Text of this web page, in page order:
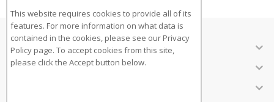
ÜBER UNS
KUNDENSERVICE
This website requires cookies to provide all of its
features. For more information on what data is
contained in the cookies, please see our Privacy
Policy page. To accept cookies from this site,
please click the Accept button below.